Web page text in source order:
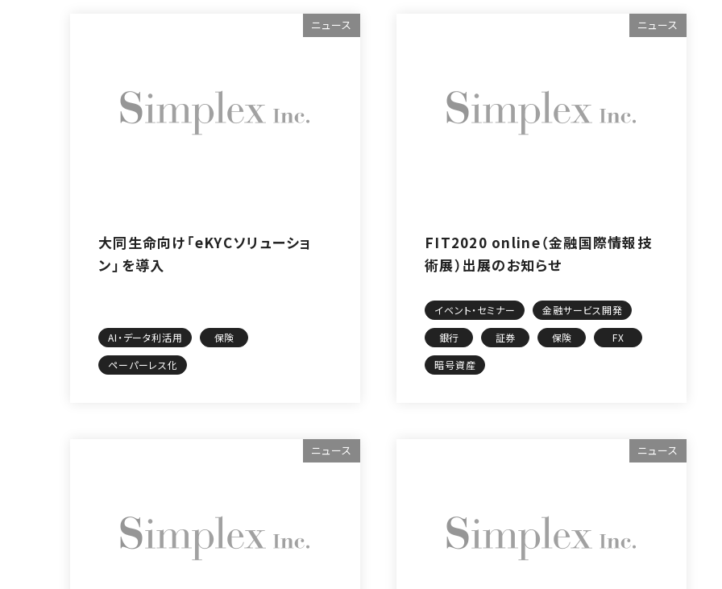
ニュース
大同生命向け「eKYCソリューショ
ン」を導入
AI・データ利活用
保険
ペーパーレス化
ニュース
FIT2020 online（金融国際情報技
術展）出展のお知らせ
イベント・セミナー
金融サービス開発
銀行
証券 保険
FX
暗号資産
ニュース ニュース